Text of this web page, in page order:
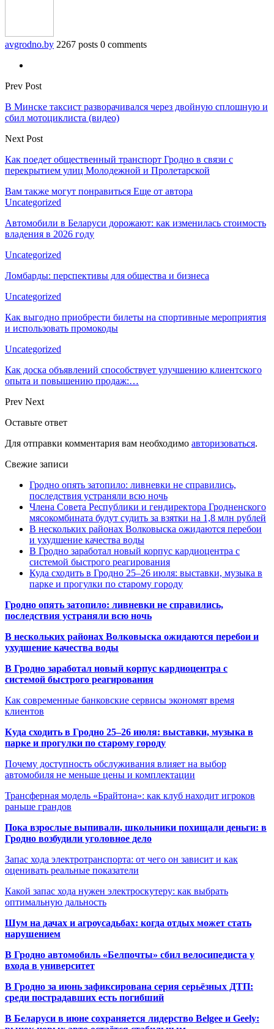
avgrodno.by 2267 posts 0 comments
Prev Post
В Минске таксист разворачивался через двойную сплошную и
сбил мотоциклиста (видео)
Next Post
Как поедет общественный транспорт Гродно в связи с
перекрытием улиц Молодежной и Пролетарской
Вам также могут понравиться Еще от автора
Uncategorized
Автомобили в Беларуси дорожают: как изменилась стоимость
владения в 2026 году
Uncategorized
Ломбарды: перспективы для общества и бизнеса
Uncategorized
Как выгодно приобрести билеты на спортивные мероприятия
и использовать промокоды
Uncategorized
Как доска объявлений способствует улучшению клиентского
опыта и повышению продаж:…
Prev Next
Оставьте ответ
Для отправки комментария вам необходимо авторизоваться.
Свежие записи
Гродно опять затопило: ливневки не справились,
последствия устраняли всю ночь
Члена Совета Республики и гендиректора Гродненского
мясокомбината будут судить за взятки на 1,8 млн рублей
В нескольких районах Волковыска ожидаются перебои
и ухудшение качества воды
В Гродно заработал новый корпус кардиоцентра с
системой быстрого реагирования
Куда сходить в Гродно 25–26 июля: выставки, музыка в
парке и прогулки по старому городу
Гродно опять затопило: ливневки не справились,
последствия устраняли всю ночь
В нескольких районах Волковыска ожидаются перебои и
ухудшение качества воды
В Гродно заработал новый корпус кардиоцентра с
системой быстрого реагирования
Как современные банковские сервисы экономят время
клиентов
Куда сходить в Гродно 25–26 июля: выставки, музыка в
парке и прогулки по старому городу
Почему доступность обслуживания влияет на выбор
автомобиля не меньше цены и комплектации
Трансферная модель «Брайтона»: как клуб находит игроков
раньше грандов
Пока взрослые выпивали, школьники похищали деньги: в
Гродно возбудили уголовное дело
Запас хода электротранспорта: от чего он зависит и как
оценивать реальные показатели
Какой запас хода нужен электроскутеру: как выбрать
оптимальную дальность
Шум на дачах и агроусадьбах: когда отдых может стать
нарушением
В Гродно автомобиль «Белпочты» сбил велосипедиста у
входа в университет
В Гродно за июнь зафиксирована серия серьёзных ДТП:
среди пострадавших есть погибший
В Беларуси в июне сохраняется лидерство Belgee и Geely: